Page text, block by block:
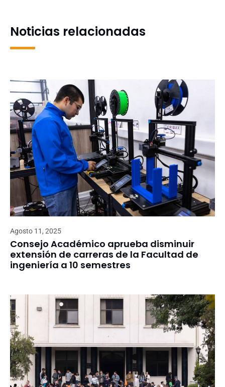
Noticias relacionadas
Agosto 11, 2025
Consejo Académico aprueba disminuir
extensión de carreras de la Facultad de
ingeniería a 10 semestres